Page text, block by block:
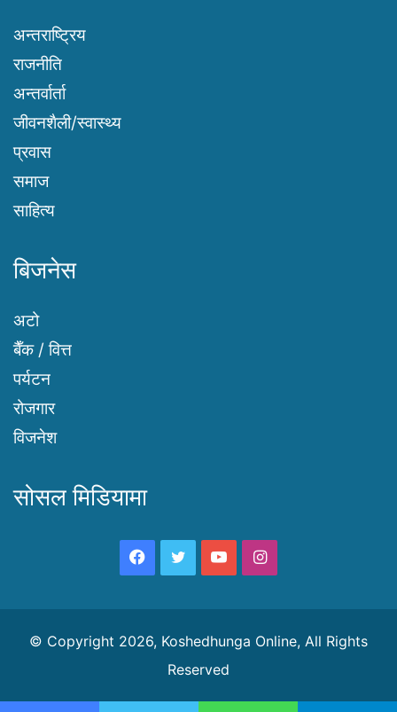
अन्तराष्ट्रिय
राजनीति
अन्तर्वार्ता
जीवनशैली/स्वास्थ्य
प्रवास
समाज
साहित्य
बिजनेस
अटो
बैँक / वित्त
पर्यटन
रोजगार
विजनेश
सोसल मिडियामा
Facebook
TwitterYouTubeInstagram
© Copyright 2026, Koshedhunga Online, All Rights
Reserved